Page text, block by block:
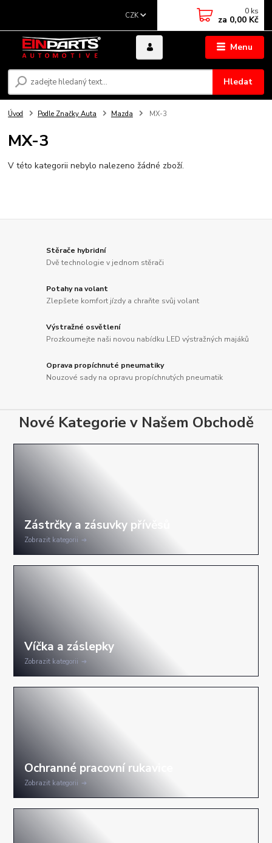
Menu
CZK
Hledat
0 ks
za 0,00 Kč
Úvod Podle Značky Auta Mazda MX-3
MX-3
V této kategorii nebylo nalezeno žádné zboží.
Stěrače hybridní
Dvě technologie v jednom stěrači
Potahy na volant
Zlepšete komfort jízdy a chraňte svůj volant
Výstražné osvětlení
Prozkoumejte naši novou nabídku LED výstražných majáků
Oprava propíchnuté pneumatiky
Nouzové sady na opravu propíchnutých pneumatik
Nové Kategorie v Našem Obchodě
Zobrazit kategorii
Zobrazit kategorii
Zobrazit kategorii